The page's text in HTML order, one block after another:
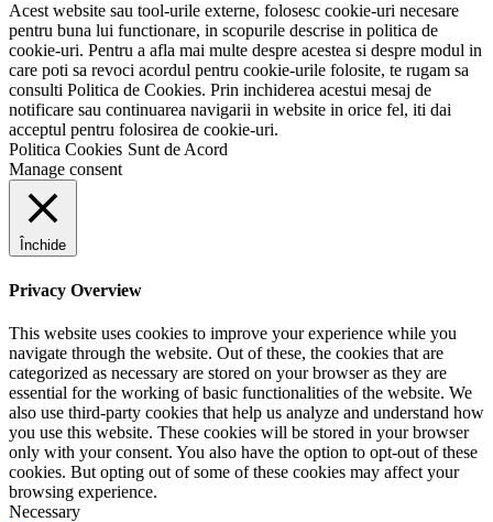
Acest website sau tool-urile externe, folosesc cookie-uri necesare
pentru buna lui functionare, in scopurile descrise in politica de
cookie-uri. Pentru a afla mai multe despre acestea si despre modul in
care poti sa revoci acordul pentru cookie-urile folosite, te rugam sa
consulti Politica de Cookies. Prin inchiderea acestui mesaj de
notificare sau continuarea navigarii in website in orice fel, iti dai
acceptul pentru folosirea de cookie-uri.
Politica Cookies Sunt de Acord
Manage consent
Închide
Privacy Overview
This website uses cookies to improve your experience while you
navigate through the website. Out of these, the cookies that are
categorized as necessary are stored on your browser as they are
essential for the working of basic functionalities of the website. We
also use third-party cookies that help us analyze and understand how
you use this website. These cookies will be stored in your browser
only with your consent. You also have the option to opt-out of these
cookies. But opting out of some of these cookies may affect your
browsing experience.
Necessary